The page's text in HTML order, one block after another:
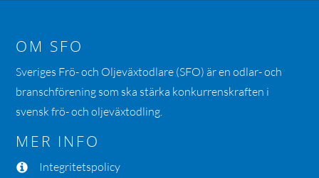
OM SFO
Sveriges Frö- och Oljeväxtodlare (SFO) är en odlar- och
branschförening som ska stärka konkurrenskraften i
svensk frö- och oljeväxtodling.
MER INFO
Integritetspolicy